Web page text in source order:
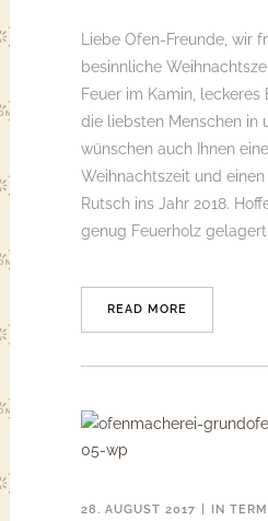
Liebe Ofen-Freunde, wir
besinnliche
Feuer im Kamin, leckeres
die liebsten Menschen in
wünschen auch Ihnen
Weihnachtszeit und
Rutsch ins Jahr 2018.
genug Feuerholz
READ MORE
28. AUGUST 2017 IN